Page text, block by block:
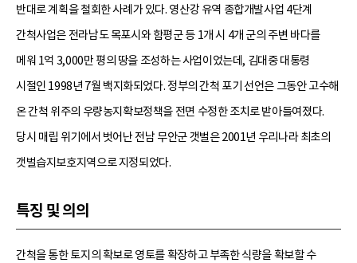
반대로 계획을 철회한 사례가 있다. 영산강 유역 종합개발사업 4단계
간척사업은 전라남도 목포시와 함평군 등 1개 시 4개 군의 주변 바다를
메워 1억 3,000만 평의 땅을 조성하는 사업이었는데, 김대중 대통령
시절인 1998년 7월 백지화되었다. 정부의 간척 포기 선언은 그동안 고수해
온 간척 위주의 우량농지확보정책을 전면 수정한 조치로 받아들여졌다.
당시 매립 위기에서 벗어난 전남 무안군 갯벌은 2001년 우리나라 최초의
갯벌습지보호지역으로 지정되었다.
특징 및 의의
간척을 통한 토지의 확보로 영토를 확장하고 부족한 식량을 확보할 수